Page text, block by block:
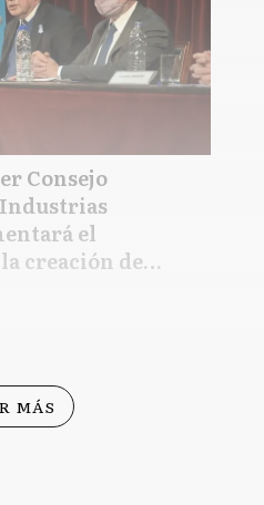
Consejo
el
creación de
MÁS